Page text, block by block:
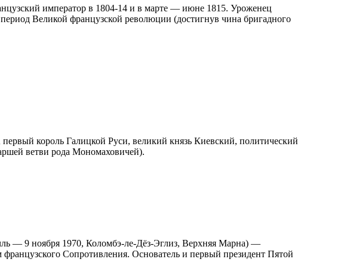
император в 1804-14 и в марте — июне 1815. Уроженец
Великой французской революции (достигнув чина бригадного
король Галицкой Руси, великий князь Киевский, политический
ветви рода Мономаховичей).
— 9 ноября 1970, Коломбэ-ле-Дёз-Эглиз, Верхняя Марна) —
Сопротивления. Основатель и первый президент Пятой